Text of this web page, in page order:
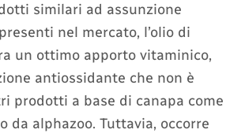
similari ad assunzione
nel mercato, l’olio di
un ottimo apporto vitaminico,
antiossidante che non è
prodotti a base di canapa come
da alphazoo. Tuttavia, occorre